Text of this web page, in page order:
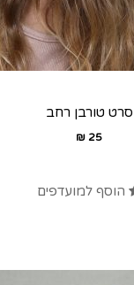
סרט טורבן רחב
25
₪
הוסף למועדפים